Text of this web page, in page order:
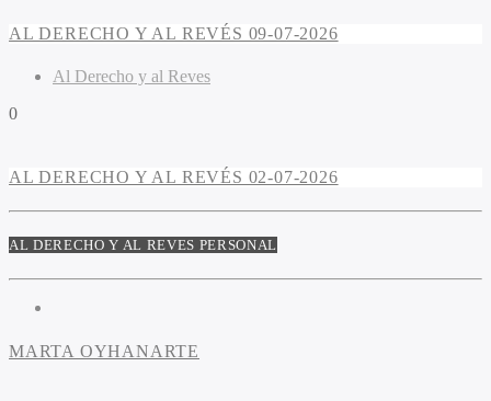
AL DERECHO Y AL REVÉS 09-07-2026
Al Derecho y al Reves
0
AL DERECHO Y AL REVÉS 02-07-2026
AL DERECHO Y AL REVES PERSONAL
MARTA OYHANARTE